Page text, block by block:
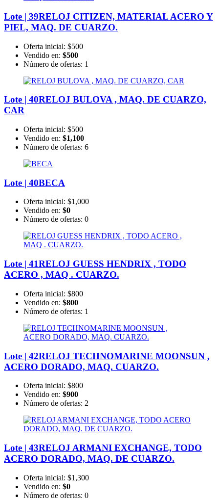
Lote | 39RELOJ CITIZEN, MATERIAL ACERO Y
PIEL, MAQ. DE CUARZO.
Oferta inicial: $500
Vendido en: $500
Número de ofertas: 1
Lote | 40RELOJ BULOVA , MAQ. DE CUARZO,
CAR
Oferta inicial: $500
Vendido en: $1,100
Número de ofertas: 6
Lote | 40BECA
Oferta inicial: $1,000
Vendido en: $0
Número de ofertas: 0
Lote | 41RELOJ GUESS HENDRIX , TODO
ACERO , MAQ . CUARZO.
Oferta inicial: $800
Vendido en: $800
Número de ofertas: 1
Lote | 42RELOJ TECHNOMARINE MOONSUN ,
ACERO DORADO, MAQ. CUARZO.
Oferta inicial: $800
Vendido en: $900
Número de ofertas: 2
Lote | 43RELOJ ARMANI EXCHANGE, TODO
ACERO DORADO, MAQ. DE CUARZO.
Oferta inicial: $1,300
Vendido en: $0
Número de ofertas: 0